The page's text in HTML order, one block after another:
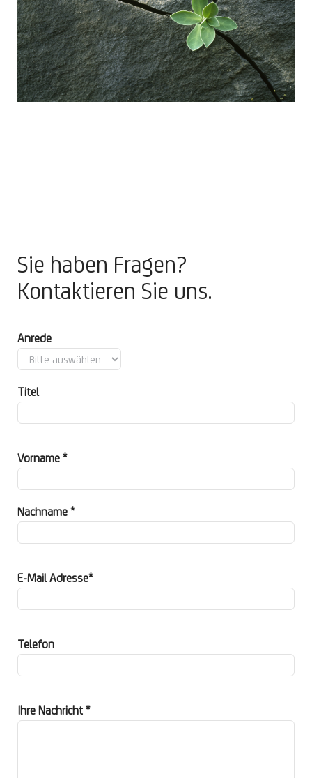
Sie haben Fragen?
Kontaktieren Sie uns.
Anrede
Titel
Vorname *
Nachname *
E-Mail Adresse*
Telefon
Ihre Nachricht *